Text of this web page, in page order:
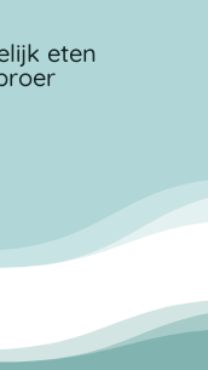
eten